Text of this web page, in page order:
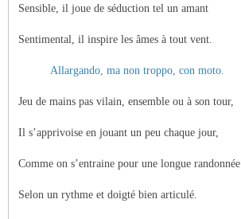
Sensible, il joue de séduction tel un amant
Sentimental, il inspire les âmes à tout vent.
Allargando, ma non troppo, con moto.
Jeu de mains pas vilain, ensemble ou à son tour,
Il s’apprivoise en jouant un peu chaque jour,
Comme on s’entraine pour une longue randonnée
Selon un rythme et doigté bien articulé.